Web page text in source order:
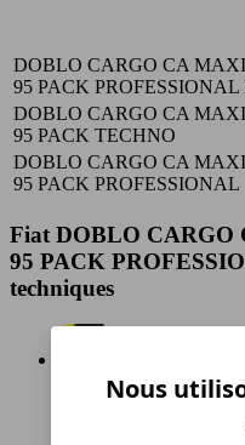
DOBLO CARGO CA
95 PACK
DOBLO CARGO CA
95 PACK TECHNO
DOBLO CARGO CA
95 PACK PROFESSIONAL
Fiat DOBLO
95 PACK
techniques
Nous